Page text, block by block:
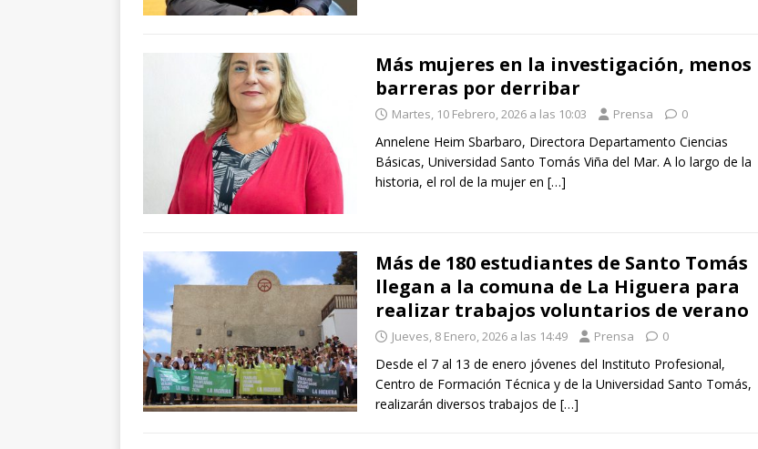
Más mujeres en la investigación, menos
barreras por derribar
Martes, 10 Febrero, 2026 a las 10:03 Prensa 0
Annelene Heim Sbarbaro, Directora Departamento Ciencias
Básicas, Universidad Santo Tomás Viña del Mar. A lo largo de la
historia, el rol de la mujer en […]
Más de 180 estudiantes de Santo Tomás
llegan a la comuna de La Higuera para
realizar trabajos voluntarios de verano
Jueves, 8 Enero, 2026 a las 14:49 Prensa 0
Desde el 7 al 13 de enero jóvenes del Instituto Profesional,
Centro de Formación Técnica y de la Universidad Santo Tomás,
realizarán diversos trabajos de […]